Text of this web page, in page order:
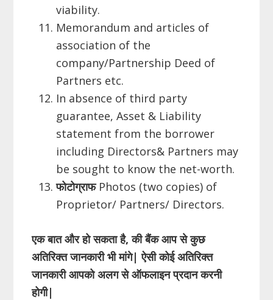
viability.
Memorandum and articles of
association of the
company/Partnership Deed of
Partners etc.
In absence of third party
guarantee, Asset & Liability
statement from the borrower
including Directors& Partners may
be sought to know the net-worth.
फोटोग्राफPhotos (two copies) of
Proprietor/ Partners/ Directors.
एक बात और हो सकता है, की बैंक आप से कुछ
अतिरिक्त जानकारी भी मांगे| ऐसी कोई अतिरिक्त
जानकारी आपको अलग से ऑफलाइन प्रदान करनी
होगी|